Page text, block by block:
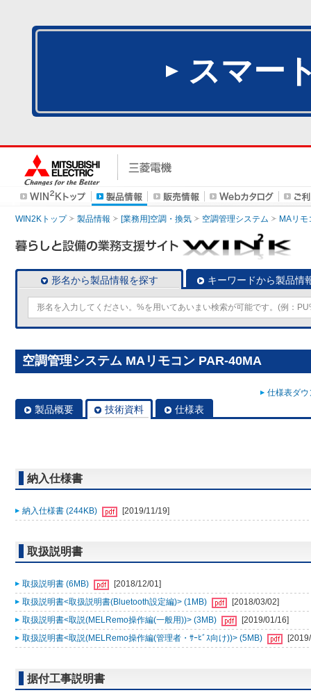
スマー
WIN2Kトップ 製品情報 [業務用]空調・換気 空調管理システム MAリモ
形名から製品情報を探す キーワードから製品情
空調管理システム MAリモコン PAR-40MA
仕様表ダ
製品概要 技術資料 仕様表
納入仕様書
納入仕様書 (244KB) [2019/11/19]
取扱説明書
取扱説明書 (6MB)
[2018/12/01]
取扱説明書<取扱説明書(Bluetooth設定編)> (1MB)
[2018/03/02]
取扱説明書<取説(MELRemo操作編(一般用))> (3MB)
[2019/01/16]
取扱説明書<取説(MELRemo操作編(管理者・ｻｰﾋﾞｽ向け))> (5MB)
据付工事説明書